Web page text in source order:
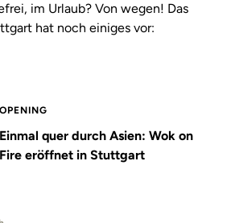
im Urlaub? Von wegen! Das
hat noch einiges vor:
OPENING
Einmal quer durch Asien: Wok on
Fire eröffnet in Stuttgart